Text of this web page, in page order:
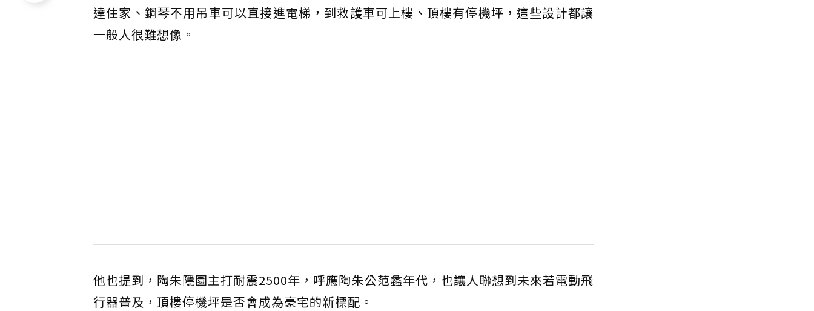
達住家、鋼琴不用吊車可以直接進電梯，到救護車可上樓、頂樓有停機坪，這些設計都讓
一般人很難想像。
他也提到，陶朱隱園主打耐震2500年，呼應陶朱公范蠡年代，也讓人聯想到未來若電動飛
行器普及，頂樓停機坪是否會成為豪宅的新標配。